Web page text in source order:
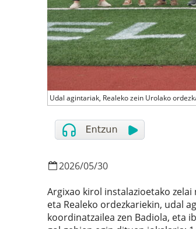
Udal agintariak, Realeko zein Urolako
2026/05/30
Argixao kirol instalazioetako
eta Realeko ordezkariekin, udal
koordinatzailea zen Badiola, eta